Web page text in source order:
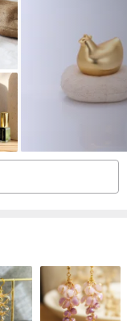
留下的美好刻痕。
痕跡；
」的標準來看待；
退貨服務。